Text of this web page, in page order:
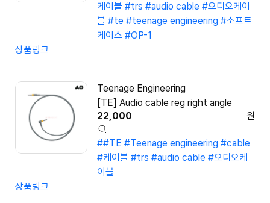
케이블 #trs #audio cable #오디오케이
블 #te #teenage engineering #소프트
케이스 #OP-1
상품링크
Teenage Engineering
[TE] Audio cable reg right angle
22,000
원
##TE #Teenage engineering #cable
#케이블 #trs #audio cable #오디오케
이블
상품링크